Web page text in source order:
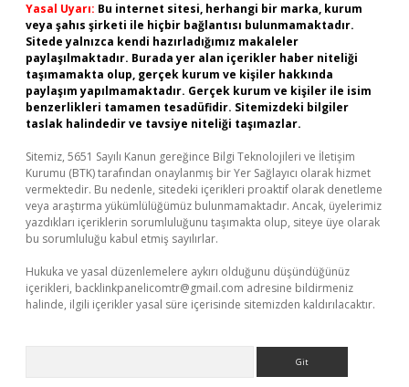
Yasal Uyarı: Bu internet sitesi, herhangi bir marka, kurum
veya şahıs şirketi ile hiçbir bağlantısı bulunmamaktadır.
Sitede yalnızca kendi hazırladığımız makaleler
paylaşılmaktadır. Burada yer alan içerikler haber niteliği
taşımamakta olup, gerçek kurum ve kişiler hakkında
paylaşım yapılmamaktadır. Gerçek kurum ve kişiler ile isim
benzerlikleri tamamen tesadüfidir. Sitemizdeki bilgiler
taslak halindedir ve tavsiye niteliği taşımazlar.
Sitemiz, 5651 Sayılı Kanun gereğince Bilgi Teknolojileri ve İletişim
Kurumu (BTK) tarafından onaylanmış bir Yer Sağlayıcı olarak hizmet
vermektedir. Bu nedenle, sitedeki içerikleri proaktif olarak denetleme
veya araştırma yükümlülüğümüz bulunmamaktadır. Ancak, üyelerimiz
yazdıkları içeriklerin sorumluluğunu taşımakta olup, siteye üye olarak
bu sorumluluğu kabul etmiş sayılırlar.
Hukuka ve yasal düzenlemelere aykırı olduğunu düşündüğünüz
içerikleri, backlinkpanelicomtr@gmail.com adresine bildirmeniz
halinde, ilgili içerikler yasal süre içerisinde sitemizden kaldırılacaktır.